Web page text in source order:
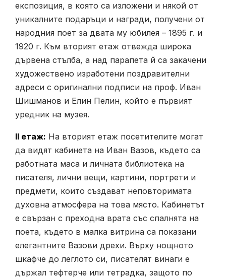
експозиция, в която са изложени и някой от
уникалните подаръци и награди, получени от
народния поет за двата му юбилея – 1895 г. и
1920 г. Към вторият етаж отвежда широка
дървена стълба, а над парапета й са закачени
художествено изработени поздравителни
адреси с оригинални подписи на проф. Иван
Шишманов и Елин Пелин, който е първият
уредник на музея.
II етаж: На вторият етаж посетителите могат
да видят кабинета на Иван Вазов, където са
работната маса и личната библиотека на
писателя, лични вещи, картини, портрети и
предмети, които създават неповторимата
духовна атмосфера на това място. Кабинетът
е свързан с преходна врата със спалнята на
поета, където в малка витрина са показани
елегантните Вазови дрехи. Върху нощното
шкафче до леглото си, писателят винаги е
държал тефтерче или тетрадка, защото по